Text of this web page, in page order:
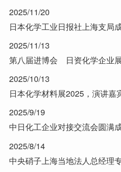
2025/11/20
日本化学工业日报社上海支局
2025/11/13
第八届进博会 日资化学企业
2025/10/13
日本化学材料展2025，演讲嘉
2025/9/19
中日化工企业对接交流会圆满
2025/8/14
中央硝子上海当地法人总经